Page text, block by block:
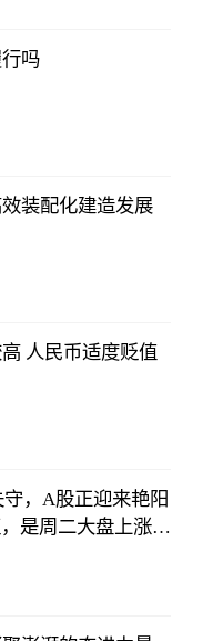
吗
装配化建造发展
人民币适度贬值
，A股正迎来艳阳
是周二大盘上涨的